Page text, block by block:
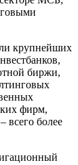
крупнейших
биржи,
фирм,
всего более